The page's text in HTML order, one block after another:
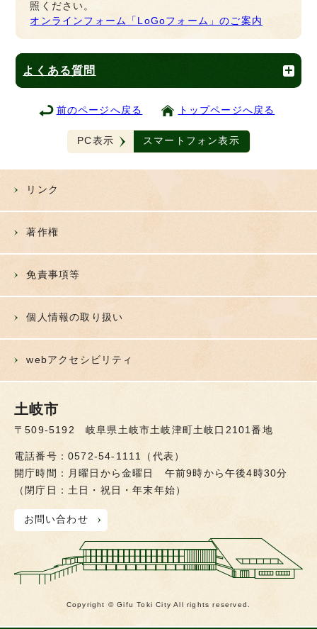
照ください。
オンラインフォーム「LoGoフォーム」のご案内
よくある質問
前のページへ戻る トップページへ戻る
PC表示 スマートフォン表示
リンク
著作権
免責事項等
個人情報の取り扱い
webアクセシビリティ
土岐市
〒509-5192 岐阜県土岐市土岐津町土岐口2101番地
電話番号：0572-54-1111（代表）
開庁時間：月曜日から金曜日 午前9時から午後4時30分
（閉庁日：土日・祝日・年末年始）
お問い合わせ
Copyright © Gifu Toki City All rights reserved.